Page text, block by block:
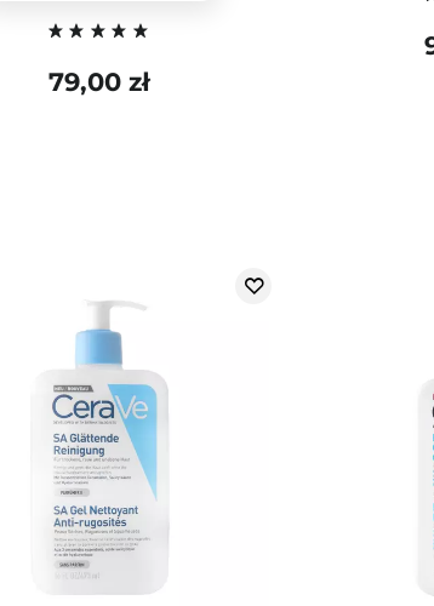
79,00 zł